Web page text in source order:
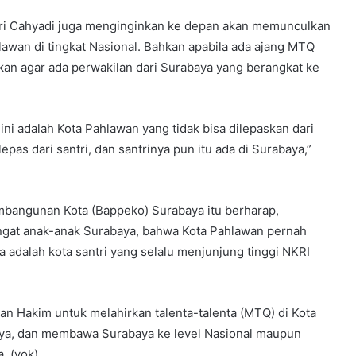
Cahyadi juga menginginkan ke depan akan memunculkan
di tingkat Nasional. Bahkan apabila ada ajang MTQ
agar ada perwakilan dari Surabaya yang berangkat ke
adalah Kota Pahlawan yang tidak bisa dilepaskan dari
dari santri, dan santrinya pun itu ada di Surabaya,”
Kota (Bappeko) Surabaya itu berharap,
anak-anak Surabaya, bahwa Kota Pahlawan pernah
adalah kota santri yang selalu menjunjung tinggi NKRI
Hakim untuk melahirkan talenta-talenta (MTQ) di Kota
dan membawa Surabaya ke level Nasional maupun